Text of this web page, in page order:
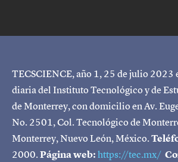
TECSCIENCE, año 1, 25 de julio 2023
diaria del Instituto Tecnológico y de
de Monterrey, con domicilio en Av.
No. 2501, Col. Tecnológico de
Monterrey, Nuevo León, México.
2000.Página web:https://tec.mx/